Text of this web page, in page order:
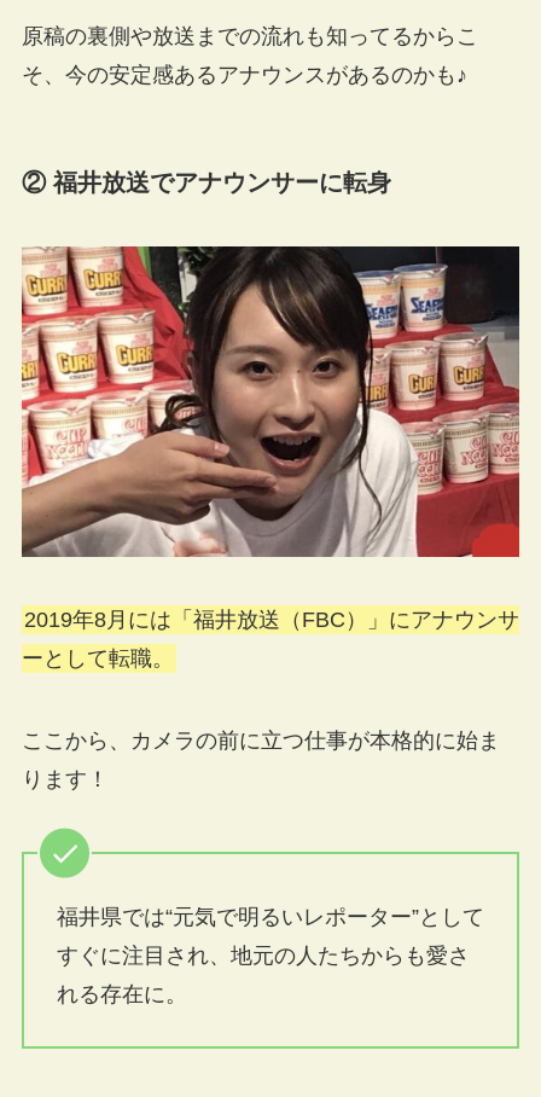
原稿の裏側や放送までの流れも知ってるからこ
そ、今の安定感あるアナウンスがあるのかも♪
② 福井放送でアナウンサーに転身
2019年8月には「福井放送（FBC）」にアナウンサ
ーとして転職。
ここから、カメラの前に立つ仕事が本格的に始ま
ります！
福井県では“元気で明るいレポーター”として
すぐに注目され、地元の人たちからも愛さ
れる存在に。